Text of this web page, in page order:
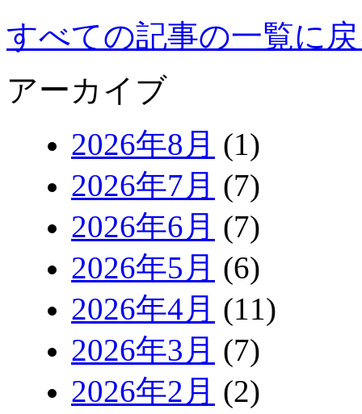
すべての記事の一覧に
アーカイブ
2026年8月 (1)
2026年7月 (7)
2026年6月 (7)
2026年5月 (6)
2026年4月 (11)
2026年3月 (7)
2026年2月 (2)